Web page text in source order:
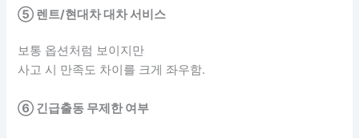
⑤ 렌트/현대차 대차 서비스
보통 옵션처럼 보이지만
사고 시 만족도 차이를 크게 좌우함.
⑥ 긴급출동 무제한 여부